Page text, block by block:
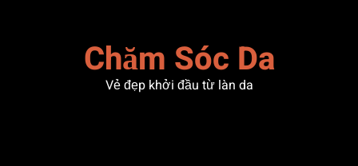
Chăm Sóc Da
Vẻ đẹp khởi đầu từ làn da